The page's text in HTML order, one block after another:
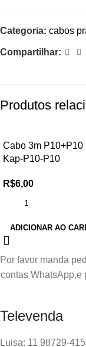
Categoria: cabos
Compartilhar:
Produtos
Cabo 3m P10+P10
Kap-P10-P10
R$6,00
ADICIONAR AO
Por favor manda
contas WhatsApp,e
Televenda
Luisa: 11 98729-